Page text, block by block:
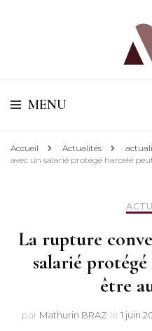
MB
du
MB Avocat | Droit du travail à
MENU
Accueil Actualités
avec un salarié protégé harcelé
La rupture
salarié
être
par Mathurin BRAZ le 1 juin